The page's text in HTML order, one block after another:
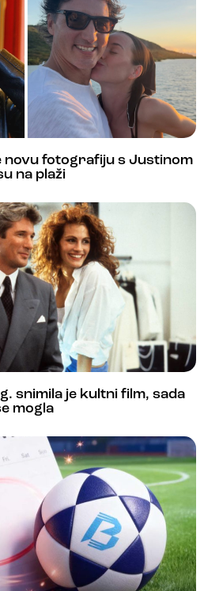
novu fotografiju s Justinom
na plaži
snimila je kultni film, sada
mogla